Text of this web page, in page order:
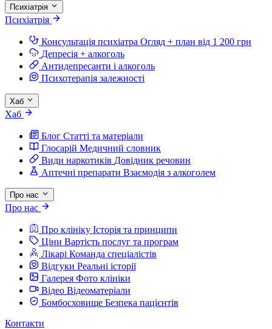
Психіатрія
Психіатрія
Консультація психіатра Огляд + план від 1 200 грн
Депресія + алкоголь
Антидепресанти і алкоголь
Психотерапія залежності
Хаб
Хаб
Блог Статті та матеріали
Глосарій Медичний словник
Види наркотиків Довідник речовин
Аптечні препарати Взаємодія з алкоголем
Про нас
Про нас
Про клініку Історія та принципи
Ціни Вартість послуг та програм
Лікарі Команда спеціалістів
Відгуки Реальні історії
Галерея Фото клініки
Відео Відеоматеріали
Бомбосховище Безпека пацієнтів
Контакти